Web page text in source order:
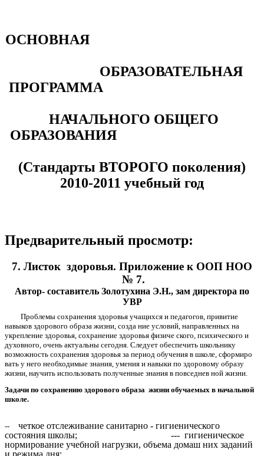
ОСНОВНАЯ
ОБРАЗОВАТЕЛЬНАЯ
ПРОГРАММА
НАЧАЛЬНОГО ОБЩЕГО
ОБРАЗОВАНИЯ
(Стандарты ВТОРОГО поколения)
2010-2011 учебный год
Предварительный просмотр:
7. Листок здоровья. Приложение к ООП НОО
№ 7.
Автор- составитель Золотухина Э.Н., зам директора по
УВР
Проблемы сохранения здоровья учащихся и педагогов, привитие
навыков здорового образа жизни, созда ние условий, направленных на
укрепление здоровья, cохранение здоровья физиче ского, психического и
духовного, очень актуальны сегодня. Следует обеспечить школьнику
возможность сохранения здоровья за период обучения в школе, сформиро
вать у него необходимые знания, умения и навыки по здоровому образу
жизни, научить использовать полученные знания в повседнев ной жизни.
Задачи по сохранению здорового образа жизни обучаемых в начальной
школе.
--
четкое отслеживание санитарно - гигиенического
состояния школы;
--- гигиеническое
нормирование учебной нагрузки, объема домаш них заданий
и режима дня;